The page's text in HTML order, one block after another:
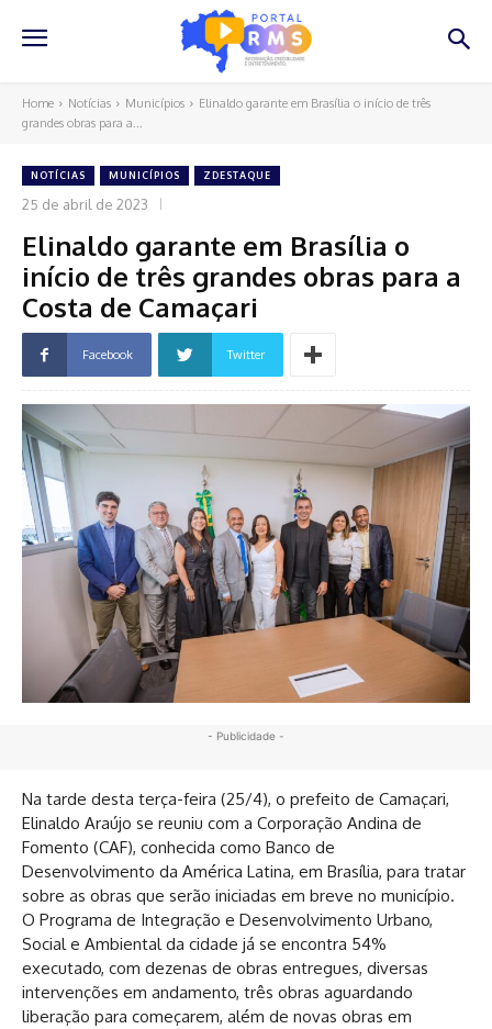
Home Notícias Municípios
Elinaldo garante em Brasília o início de três
grandes obras para a...
NOTÍCIAS MUNICÍPIOS ZDESTAQUE
25 de abril de 2023
Elinaldo garante em Brasília o
início de três grandes obras para a
Costa de Camaçari
Facebook Twitter
- Publicidade -
Na tarde desta terça-feira (25/4), o prefeito de Camaçari,
Elinaldo Araújo se reuniu com a Corporação Andina de
Fomento (CAF), conhecida como Banco de
Desenvolvimento da América Latina, em Brasília, para tratar
sobre as obras que serão iniciadas em breve no município.
O Programa de Integração e Desenvolvimento Urbano,
Social e Ambiental da cidade já se encontra 54%
executado, com dezenas de obras entregues, diversas
intervenções em andamento, três obras aguardando
liberação para começarem, além de novas obras em